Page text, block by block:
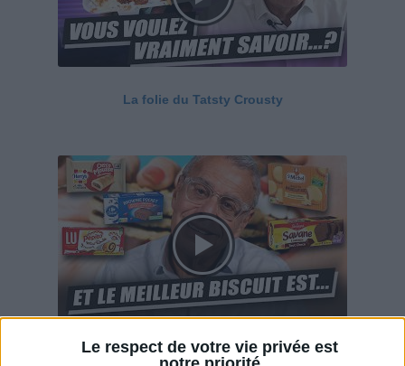
Le respect de votre vie privée est
La folie du Tatsty Crousty
Savane, LU, Pepito, Harrys... Que valent vraiment